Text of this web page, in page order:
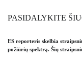
PASIDALYKITE
ES reporteris skelbia
požiūrių spektrą. Šių